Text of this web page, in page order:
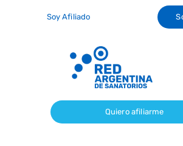
Soy Afiliado
Quiero afiliarme